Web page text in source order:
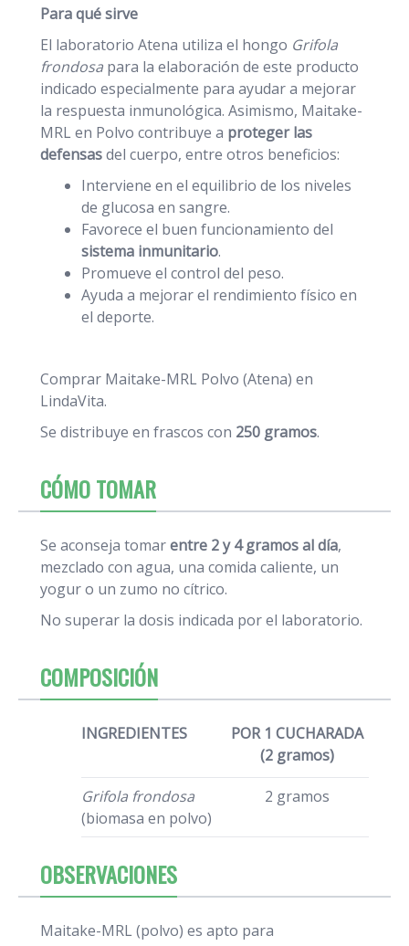
Para qué sirve
El laboratorio Atena utiliza el hongo Grifola
frondosa para la elaboración de este producto
indicado especialmente para ayudar a mejorar
la respuesta inmunológica. Asimismo, Maitake-
MRL en Polvo contribuye a proteger las
defensasdel cuerpo, entre otros beneficios:
Interviene en el equilibrio de los niveles
de glucosa en sangre.
Favorece el buen funcionamiento del
sistema inmunitario.
Promueve el control del peso.
Ayuda a mejorar el rendimiento físico en
el deporte.
Comprar Maitake-MRL Polvo (Atena) en
LindaVita.
Se distribuye en frascos con 250 gramos.
CÓMO TOMAR
Se aconseja tomarentre 2 y 4 gramos al día,
mezclado con agua, una comida caliente, un
yogur o un zumo no cítrico.
No superar la dosis indicada por el laboratorio.
COMPOSICIÓN
INGREDIENTES
POR 1 CUCHARADA
(2 gramos)
Grifola frondosa
(biomasa en polvo)
2 gramos
OBSERVACIONES
Maitake-MRL (polvo) es apto para